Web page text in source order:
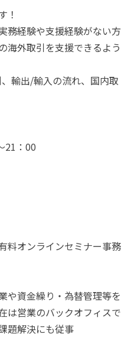
！
務経験や支援経験がない方
海外取引を支援できるよう
輸出/輸入の流れ、国内取
21 ： 00
オンラインセミナー事務
や資金繰り・為替管理等を
は営業のバックオフィスで
題解決にも従事